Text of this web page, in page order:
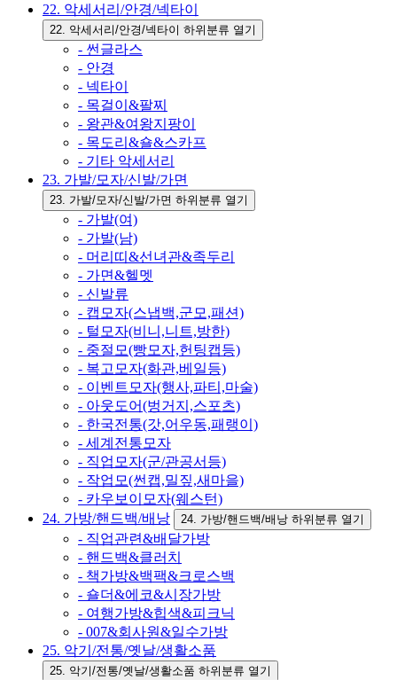
22. 악세서리/안경/넥타이
22. 악세서리/안경/넥타이 하위분류 열기
- 썬글라스
- 안경
- 넥타이
- 목걸이&팔찌
- 왕관&여왕지팡이
- 목도리&숄&스카프
- 기타 악세서리
23. 가발/모자/신발/가면
23. 가발/모자/신발/가면 하위분류 열기
- 가발(여)
- 가발(남)
- 머리띠&선녀관&족두리
- 가면&헬멧
- 신발류
- 캡모자(스냅백,군모,패션)
- 털모자(비니,니트,방한)
- 중절모(빵모자,헌팅캡등)
- 복고모자(화관,베일등)
- 이벤트모자(행사,파티,마술)
- 아웃도어(벙거지,스포츠)
- 한국전통(갓,어우동,패랭이)
- 세계전통모자
- 직업모자(군/관공서등)
- 작업모(썬캡,밀짚,새마을)
- 카우보이모자(웨스턴)
24. 가방/핸드백/배낭
24. 가방/핸드백/배낭 하위분류 열기
- 직업관련&배달가방
- 핸드백&클러치
- 책가방&백팩&크로스백
- 숄더&에코&시장가방
- 여행가방&힙색&피크닉
- 007&회사원&일수가방
25. 악기/전통/옛날/생활소품
25. 악기/전통/옛날/생활소품 하위분류 열기